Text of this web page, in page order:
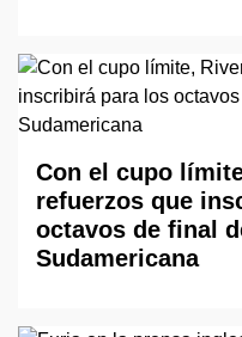
Con el cupo
refuerzos que
octavos de final
Sudamericana